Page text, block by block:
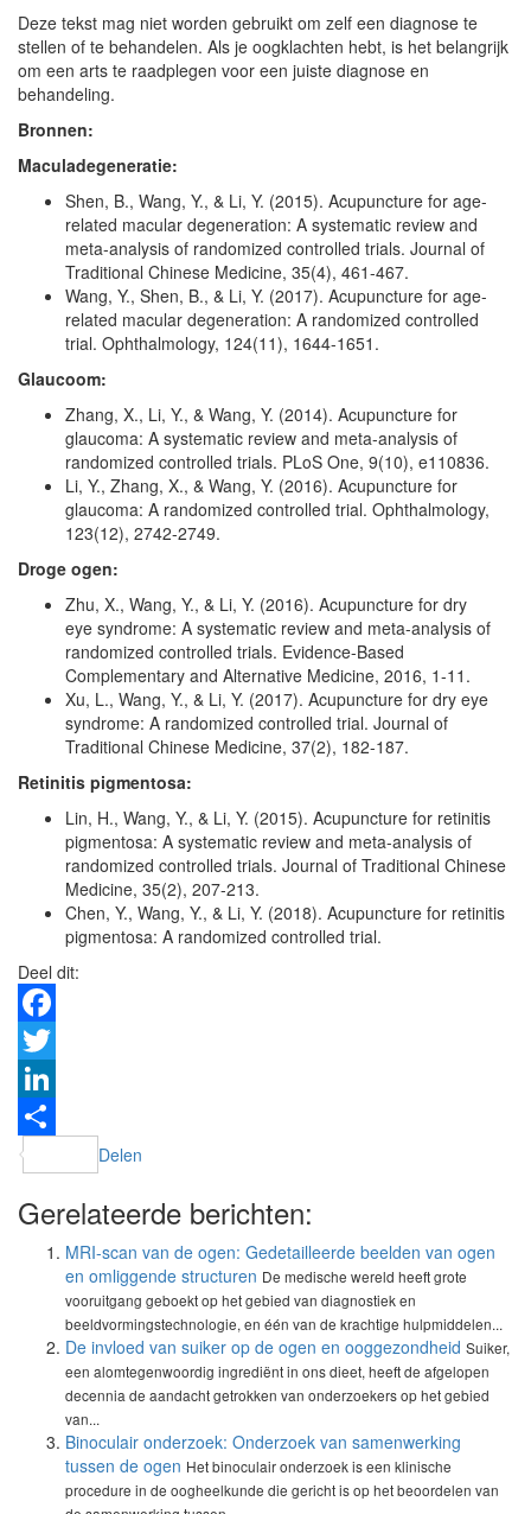
Deze tekst mag niet worden gebruikt om zelf een diagnose te
stellen of te behandelen. Als je oogklachten hebt, is het belangrijk
om een arts te raadplegen voor een juiste diagnose en
behandeling.
Bronnen:
Maculadegeneratie:
Shen, B., Wang, Y., & Li, Y. (2015). Acupuncture for age-
related macular degeneration: A systematic review and
meta-analysis of randomized controlled trials. Journal of
Traditional Chinese Medicine, 35(4), 461-467.
Wang, Y., Shen, B., & Li, Y. (2017). Acupuncture for age-
related macular degeneration: A randomized controlled
trial. Ophthalmology, 124(11), 1644-1651.
Glaucoom:
Zhang, X., Li, Y., & Wang, Y. (2014). Acupuncture for
glaucoma: A systematic review and meta-analysis of
randomized controlled trials. PLoS One, 9(10), e110836.
Li, Y., Zhang, X., & Wang, Y. (2016). Acupuncture for
glaucoma: A randomized controlled trial. Ophthalmology,
123(12), 2742-2749.
Droge ogen:
Zhu, X., Wang, Y., & Li, Y. (2016). Acupuncture for dry
eye syndrome: A systematic review and meta-analysis of
randomized controlled trials. Evidence-Based
Complementary and Alternative Medicine, 2016, 1-11.
Xu, L., Wang, Y., & Li, Y. (2017). Acupuncture for dry eye
syndrome: A randomized controlled trial. Journal of
Traditional Chinese Medicine, 37(2), 182-187.
Retinitis pigmentosa:
Lin, H., Wang, Y., & Li, Y. (2015). Acupuncture for retinitis
pigmentosa: A systematic review and meta-analysis of
randomized controlled trials. Journal of Traditional Chinese
Medicine, 35(2), 207-213.
Chen, Y., Wang, Y., & Li, Y. (2018). Acupuncture for retinitis
pigmentosa: A randomized controlled trial.
Deel dit:
Facebook
Twitter
LinkedIn
Delen
Gerelateerde berichten:
MRI-scan van de ogen: Gedetailleerde beelden van ogen
en omliggende structuren De medische wereld heeft grote
vooruitgang geboekt op het gebied van diagnostiek en
beeldvormingstechnologie, en één van de krachtige hulpmiddelen...
De invloed van suiker op de ogen en ooggezondheid Suiker,
een alomtegenwoordig ingrediënt in ons dieet, heeft de afgelopen
decennia de aandacht getrokken van onderzoekers op het gebied
van...
Binoculair onderzoek: Onderzoek van samenwerking
tussen de ogen Het binoculair onderzoek is een klinische
procedure in de oogheelkunde die gericht is op het beoordelen van